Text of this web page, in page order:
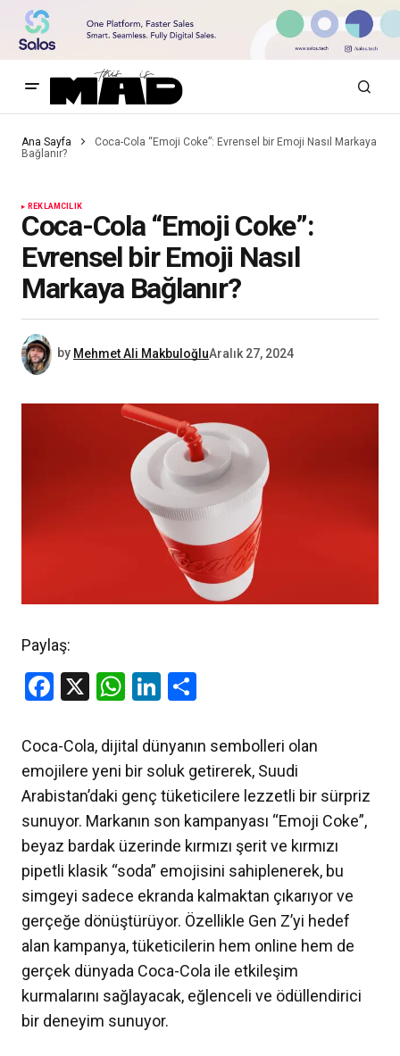
Ana Sayfa
Coca-Cola “Emoji Coke”: Evrensel bir Emoji Nasıl Markaya
Bağlanır?
REKLAMCILIK
Coca-Cola “Emoji Coke”:
Evrensel bir Emoji Nasıl
Markaya Bağlanır?
by Mehmet Ali MakbuloğluAralık 27, 2024
Paylaş:
Facebook
X WhatsApp
LinkedIn
Coca-Cola, dijital dünyanın sembolleri olan
emojilere yeni bir soluk getirerek, Suudi
Arabistan’daki genç tüketicilere lezzetli bir sürpriz
sunuyor. Markanın son kampanyası “Emoji Coke”,
beyaz bardak üzerinde kırmızı şerit ve kırmızı
pipetli klasik “soda” emojisini sahiplenerek, bu
simgeyi sadece ekranda kalmaktan çıkarıyor ve
gerçeğe dönüştürüyor. Özellikle Gen Z’yi hedef
alan kampanya, tüketicilerin hem online hem de
gerçek dünyada Coca-Cola ile etkileşim
kurmalarını sağlayacak, eğlenceli ve ödüllendirici
bir deneyim sunuyor.